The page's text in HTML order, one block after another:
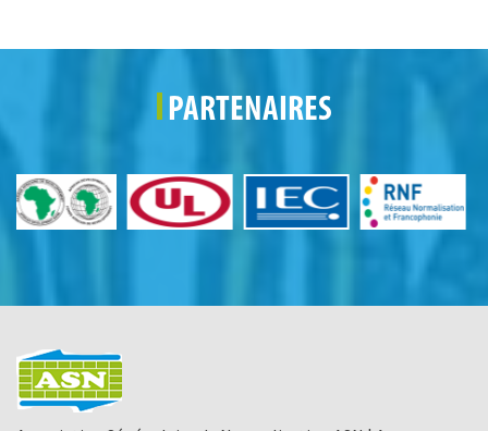
PARTENAIRES